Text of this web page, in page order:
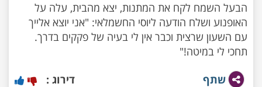
הבעל השמח לקח את המתנות, יצא מהבית, עלה על
האופנוע ושלח הודעה ליוסי החשמלאי: "אני יוצא אלייך
עם השעון שרצית וכבר אין לי בעיה של פקקים בדרך.
תחכי לי במיטה!"
שתף
דירוג :